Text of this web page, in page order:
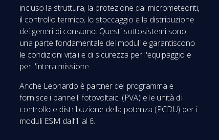
incluso la struttura, la protezione dai micrometeoriti,
il controllo termico, lo stoccaggio e la distribuzione
dei generi di consumo. Questi sottosistemi sono
una parte fondamentale dei moduli e garantiscono
le condizioni vitali e di sicurezza per l'equipaggio e
per l'intera missione.
Anche Leonardo è partner del programma e
fornisce i pannelli fotovoltaici (PVA) e le unità di
controllo e distribuzione della potenza (PCDU) per i
moduli ESM dall’1 al 6.